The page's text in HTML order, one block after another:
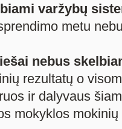
varžybų
metu
nebus
rezultatų o
ir dalyvaus
mokyklos